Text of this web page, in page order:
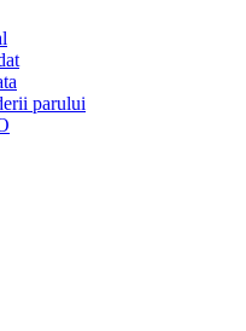
parului